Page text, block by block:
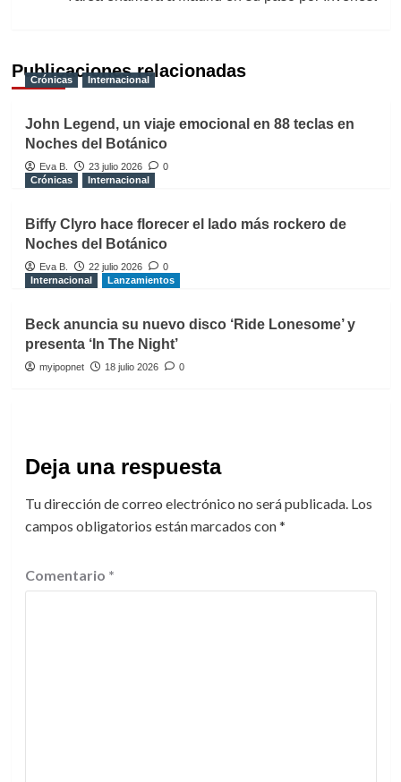
Publicaciones relacionadas
Crónicas Internacional
John Legend, un viaje emocional en 88 teclas en
Noches del Botánico
Eva B. 23 julio 2026
0
Crónicas
Internacional
Biffy Clyro hace florecer el lado más rockero de
Noches del Botánico
Eva B. 22 julio 2026
0
Internacional
Lanzamientos
Beck anuncia su nuevo disco ‘Ride Lonesome’ y
presenta ‘In The Night’
myipopnet 18 julio 2026 0
Deja una respuesta
Tu dirección de correo electrónico no será publicada. Los
campos obligatorios están marcados con*
Comentario *